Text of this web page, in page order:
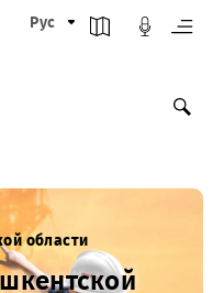
Рус
области